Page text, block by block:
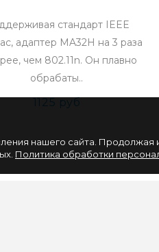
стандарт IEEE
адаптер MA32H на 3 раза
чем 802.11n. Он плавно
обрабаты..
1125 руб
нашего сайта. Продолжая
Политика обработки